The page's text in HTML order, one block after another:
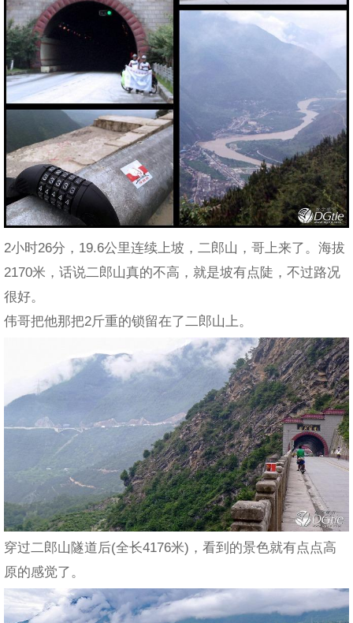
2小时26分，19.6公里连续上坡，二郎山，哥上来了。海拔
2170米，话说二郎山真的不高，就是坡有点陡，不过路况
很好。
伟哥把他那把2斤重的锁留在了二郎山上。
穿过二郎山隧道后(全长4176米)，看到的景色就有点点高
原的感觉了。